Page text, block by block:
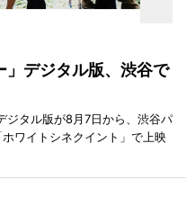
」デジタル版、渋谷で
ジタル版が8月7日から、渋谷パ
ワイトシネクイント」で上映